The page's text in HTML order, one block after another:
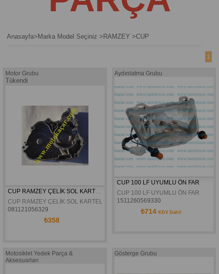
Anasayfa> Marka Model Seçiniz > RAMZEY >CUP
1
Motor Grubu
Tükendi
CUP RAMZEY ÇELİK SOL KARTEL
CUP RAMZEY ÇELİK SOL KARTEL
081121056329
₺358
Aydınlatma Grubu
CUP 100 LF UYUMLU ÖN FAR
CUP 100 LF UYUMLU ÖN FAR
1511260569330
₺714 KDV Dahil
Motosiklet Yedek Parça &
Aksesuarları
Gösterge Grubu